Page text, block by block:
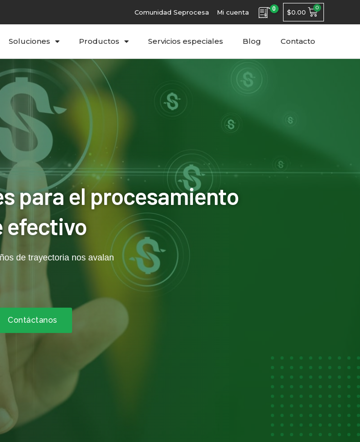
Comunidad Seprocesa Mi cuenta 0 $0.00
Soluciones Productos Servicios especiales Blog Contacto
para el procesamiento
efectivo
de trayectoria nos avalan
Contáctanos